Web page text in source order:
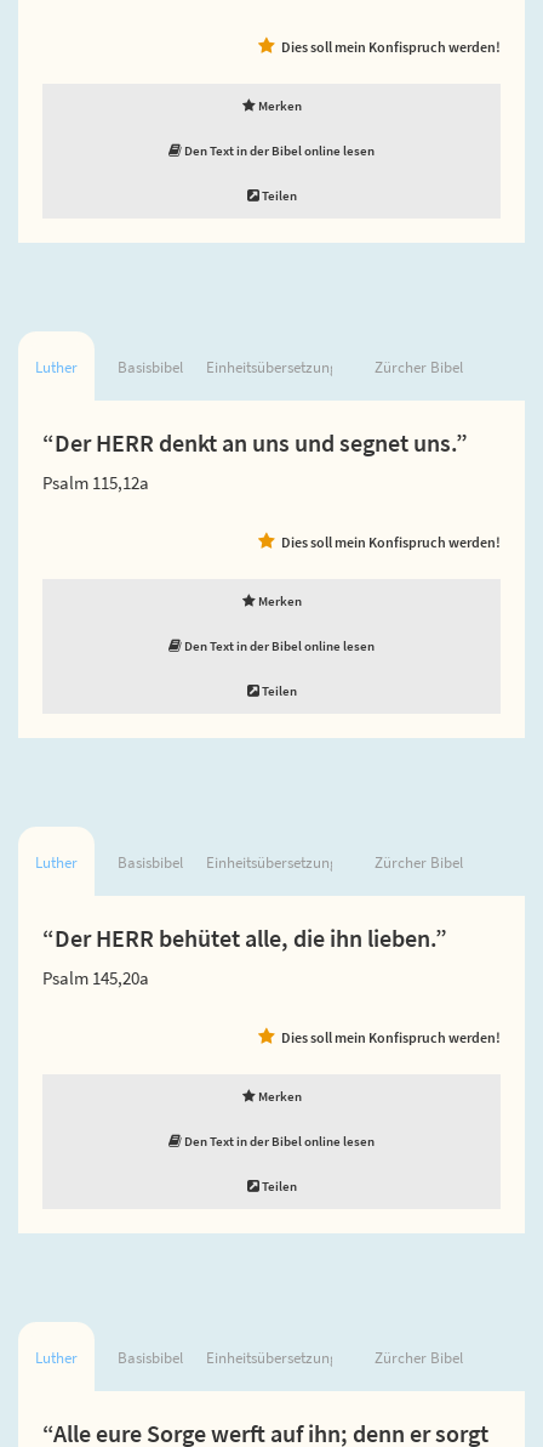
Dies soll mein Konfispruch werden!
Merken
Den Text in der Bibel online lesen
Teilen
Luther Basisbibel Einheitsübersetzung Zürcher Bibel
“Der HERR denkt an uns und segnet uns.”
Psalm 115,12a
Dies soll mein Konfispruch werden!
Merken
Den Text in der Bibel online lesen
Teilen
Luther Basisbibel Einheitsübersetzung Zürcher Bibel
“Der HERR behütet alle, die ihn lieben.”
Psalm 145,20a
Dies soll mein Konfispruch werden!
Merken
Den Text in der Bibel online lesen
Teilen
Luther Basisbibel Einheitsübersetzung Zürcher Bibel
“Alle eure Sorge werft auf ihn; denn er sorgt